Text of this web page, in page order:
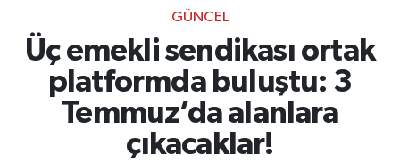
GÜNCEL
Üç emekli sendikası ortak
platformda buluştu: 3
Temmuz’da alanlara
çıkacaklar!
BÜLTEN
ÇEVRE
Süper Lig Puan Durumu ve Fikstür
Tüm Manşetler
Son Dakika Haberleri
Haber Arşivi